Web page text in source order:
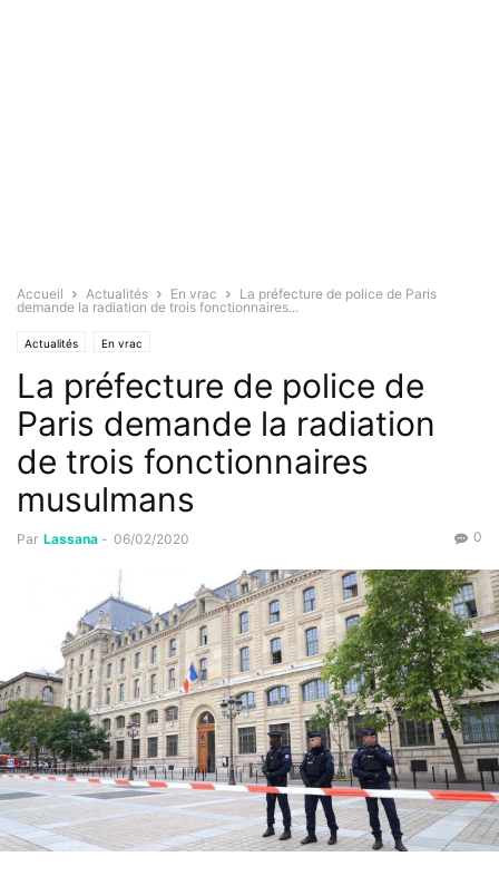
Accueil Actualités En vrac
La préfecture de police de Paris
demande la radiation de trois fonctionnaires...
Actualités En vrac
La préfecture de police de
Paris demande la radiation
de trois fonctionnaires
musulmans
Par Lassana - 06/02/2020 0